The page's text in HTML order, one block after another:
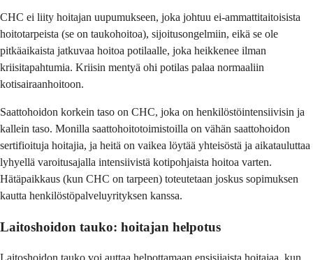
CHC ei liity hoitajan uupumukseen, joka johtuu ei-ammattitaitoisista
hoitotarpeista (se on taukohoitoa), sijoitusongelmiin, eikä se ole
pitkäaikaista jatkuvaa hoitoa potilaalle, joka heikkenee ilman
kriisitapahtumia. Kriisin mentyä ohi potilas palaa normaaliin
kotisairaanhoitoon.
Saattohoidon korkein taso on CHC, joka on henkilöstöintensiivisin ja
kallein taso. Monilla saattohoitotoimistoilla on vähän saattohoidon
sertifioituja hoitajia, ja heitä on vaikea löytää yhteisöstä ja aikatauluttaa
lyhyellä varoitusajalla intensiivistä kotipohjaista hoitoa varten.
Hätäpaikkaus (kun CHC on tarpeen) toteutetaan joskus sopimuksen
kautta henkilöstöpalveluyrityksen kanssa.
Laitoshoidon tauko: hoitajan helpotus